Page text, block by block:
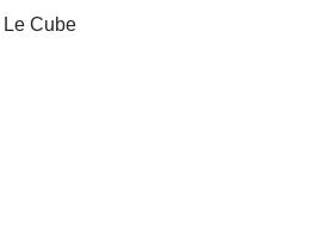
Le Cube